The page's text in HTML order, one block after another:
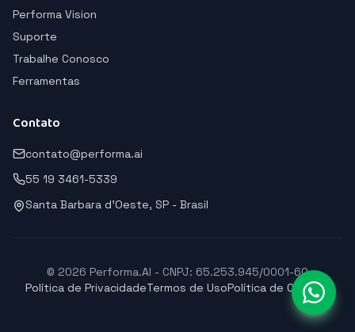
Performa Vision
Suporte
Trabalhe Conosco
Ferramentas
Contato
contato@performa.ai
55 19 3461-5339
Santa Barbara d'Oeste, SP - Brasil
© 2026 Performa.AI - CNPJ: 65.253.945/0001-60
Política de PrivacidadeTermos de UsoPolítica de Cookies